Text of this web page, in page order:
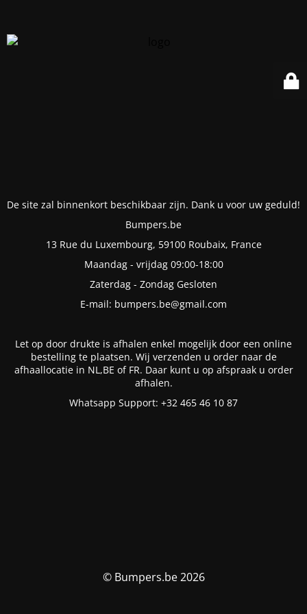
De site zal binnenkort beschikbaar zijn. Dank u voor uw geduld!
Bumpers.be
13 Rue du Luxembourg, 59100 Roubaix, France
Maandag - vrijdag 09:00-18:00
Zaterdag - Zondag Gesloten
E-mail: bumpers.be@gmail.com
Let op door drukte is afhalen enkel mogelijk door een online
bestelling te plaatsen. Wij verzenden u order naar de
afhaallocatie in NL,BE of FR. Daar kunt u op afspraak u order
afhalen.
Whatsapp Support: +32 465 46 10 87
© Bumpers.be 2026